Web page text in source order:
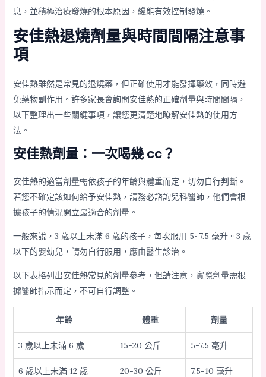
息，並積極治療發燒的根本原因，纔能有效控制發燒。
安佳熱退燒劑量與時間間隔注意事
項
安佳熱雖然是常見的退燒藥，但正確使用才能發揮藥效，同時避
免藥物副作用。許多家長會詢問安佳熱的正確劑量與時間間隔，
以下整理出一些關鍵事項，讓您更清楚地瞭解安佳熱的使用方
法。
安佳熱劑量：一次喝幾 cc？
安佳熱的適當劑量需依孩子的年齡與體重而定，切勿自行判斷。
若您不確定該如何給予安佳熱，請務必諮詢兒科醫師，他們會根
據孩子的情況開立最適合的劑量。
一般來說，3 歲以上未滿 6 歲的孩子，每次服用 5~7.5 毫升。3 歲
以下的嬰幼兒，請勿自行服用，應由醫生診治。
以下表格列出安佳熱常見的劑量參考，但請注意，實際劑量需根
據醫師指示而定，不可自行調整。
年齡 體重 劑量
3 歲以上未滿 6 歲 15-20 公斤 5-7.5 毫升
6 歲以上未滿 12 歲 20-30 公斤 7.5-10 毫升